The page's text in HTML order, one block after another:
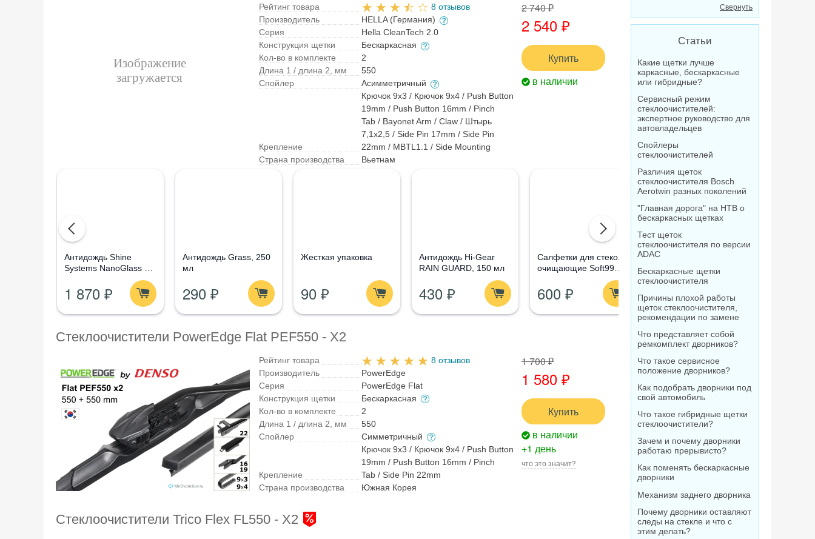
Рейтинг товара
8 отзывов
Производитель
HELLA (Германия)
Серия
Hella CleanTech 2.0
Конструкция щетки
Бескаркасная
Кол-во в комплекте
2
Длина 1 / длина 2, мм
550
Спойлер
Асимметричный
Крепление
Крючок 9x3 / Крючок 9x4 / Push Button
19mm / Push Button 16mm / Pinch
Tab / Bayonet Arm / Claw / Штырь
7,1x2,5 / Side Pin 17mm / Side Pin
22mm / MBTL1.1 / Side Mounting
Страна производства
Вьетнам
2 740 ₽
2 540 ₽
Купить
в наличии
Aнтидождь Shine
Systems NanoGlass Kit
- Набор по уходу за
стеклом
1 870 ₽
Антидождь Grass, 250
мл
290 ₽
Жесткая упаковка
90 ₽
Антидождь Hi-Gear
RAIN GUARD, 150 мл
430 ₽
Салфетки для стекол
очищающие Soft99
Glass Cleaning Wipes,
10 шт
600 ₽
Омыватель стекол
концентрат Лавр
Orange Антимуха, 120
210 ₽
Стеклоочистители PowerEdge Flat PEF550 - X2
Рейтинг товара
8 отзывов
Производитель
PowerEdge
Серия
PowerEdge Flat
Конструкция щетки
Бескаркасная
Кол-во в комплекте
2
Длина 1 / длина 2, мм
550
Спойлер
Симметричный
Крепление
Крючок 9x3 / Крючок 9x4 / Push Button
19mm / Push Button 16mm / Pinch
Tab / Side Pin 22mm
Страна производства
Южная Корея
1 700 ₽
1 580 ₽
Купить
в наличии
+1 день
что это значит?
Стеклоочистители Trico Flex FL550 - X2
Свернуть
Статьи
Какие щетки лучше
каркасные, бескаркасные
или гибридные?
Сервисный режим
стеклоочистителей:
экспертное руководство для
автовладельцев
Спойлеры
стеклоочистителей
Различия щеток
стеклоочистителя Bosch
Aerotwin разных поколений
"Главная дорога" на НТВ о
бескаркасных щетках
Тест щеток
стеклоочистителя по версии
ADAC
Бескаркасные щетки
стеклоочистителя
Причины плохой работы
щеток стеклоочистителя,
рекомендации по замене
Что представляет собой
ремкомплект дворников?
Что такое сервисное
положение дворников?
Как подобрать дворники под
свой автомобиль
Что такое гибридные щетки
стеклоочистители?
Зачем и почему дворники
работаю прерывисто?
Как поменять бескаркасные
дворники
Механизм заднего дворника
Почему дворники оставляют
следы на стекле и что с
этим делать?